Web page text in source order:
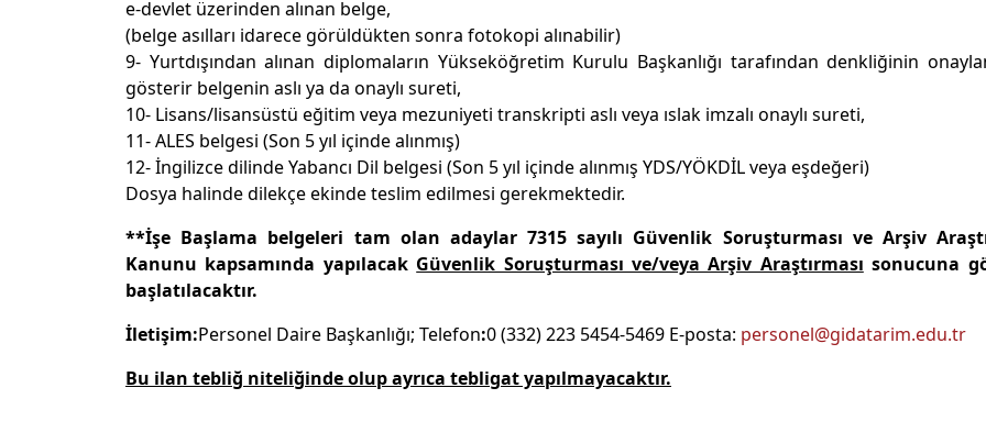
e-devlet üzerinden alınan belge,
(belge asılları idarece görüldükten sonra fotokopi alınabilir)
9- Yurtdışından alınan diplomaların Yükseköğretim Kurulu Başkanlığı tarafından denkliğinin
gösterir belgenin aslı ya da onaylı sureti,
10- Lisans/lisansüstü eğitim veya mezuniyeti transkripti aslı veya ıslak imzalı onaylı sureti,
11- ALES belgesi (Son 5 yıl içinde alınmış)
12- İngilizce dilinde Yabancı Dil belgesi (Son 5 yıl içinde alınmış YDS/YÖKDİL veya eşdeğeri)
Dosya halinde dilekçe ekinde teslim edilmesi gerekmektedir.
**İşe Başlama belgeleri tam olan adaylar 7315 sayılı Güvenlik Soruşturması ve Arşiv
Kanunu kapsamında yapılacak Güvenlik Soruşturması ve/veya Arşiv Araştırması sonucuna
başlatılacaktır.
İletişim:Personel Daire Başkanlığı; Telefon:0 (332) 223 5454-5469 E-posta: personel@gidatarim.edu.tr
Bu ilan tebliğ niteliğinde olup ayrıca tebligat yapılmayacaktır.